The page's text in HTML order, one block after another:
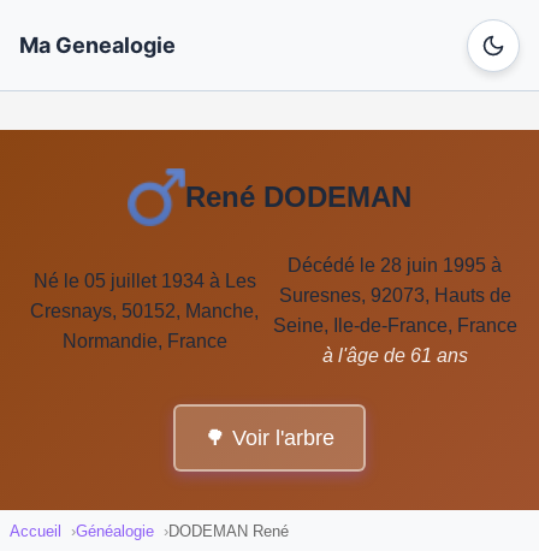
Ma Genealogie
René DODEMAN
Né le 05 juillet 1934 à Les
Cresnays, 50152, Manche,
Normandie, France
Décédé le 28 juin 1995 à
Suresnes, 92073, Hauts de
Seine, Ile-de-France, France
à l'âge de 61 ans
🌳 Voir l'arbre
Accueil Généalogie DODEMAN René